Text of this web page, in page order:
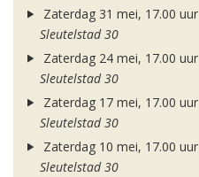
Zaterdag 31 mei, 17.00 uur
Sleutelstad 30
Zaterdag 24 mei, 17.00 uur
Sleutelstad 30
Zaterdag 17 mei, 17.00 uur
Sleutelstad 30
Zaterdag 10 mei, 17.00 uur
Sleutelstad 30